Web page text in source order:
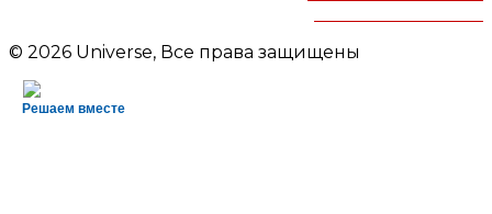
© 2026 Universe, Все права защищены
Решаем вместе